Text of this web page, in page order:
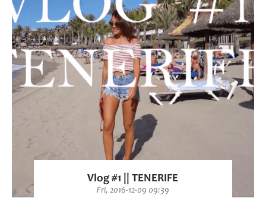
Vlog #1 || TENERIFE
Fri, 2016-12-09 09:39